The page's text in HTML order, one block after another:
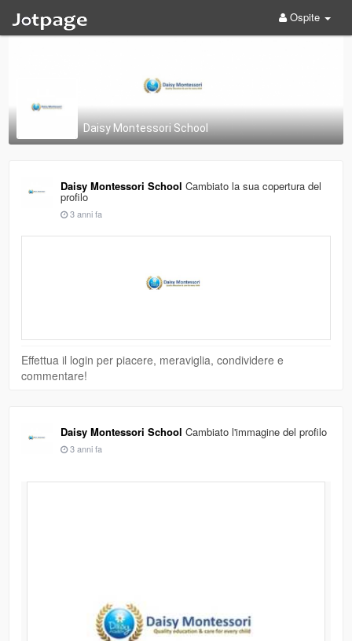
Ospite
Daisy Montessori School
Daisy Montessori School Cambiato la sua copertura del
profilo
3 anni fa
Effettua il login per piacere, meraviglia, condividere e
commentare!
Daisy Montessori School Cambiato l'immagine del profilo
3 anni fa